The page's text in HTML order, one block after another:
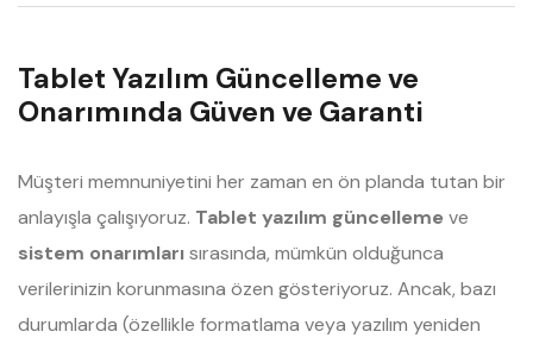
Tablet Yazılım Güncelleme ve
Onarımında Güven ve Garanti
Müşteri memnuniyetini her zaman en ön planda tutan bir
anlayışla çalışıyoruz. Tablet yazılım güncelleme ve
sistem onarımlarısırasında, mümkün olduğunca
verilerinizin korunmasına özen gösteriyoruz. Ancak, bazı
durumlarda (özellikle formatlama veya yazılım yeniden